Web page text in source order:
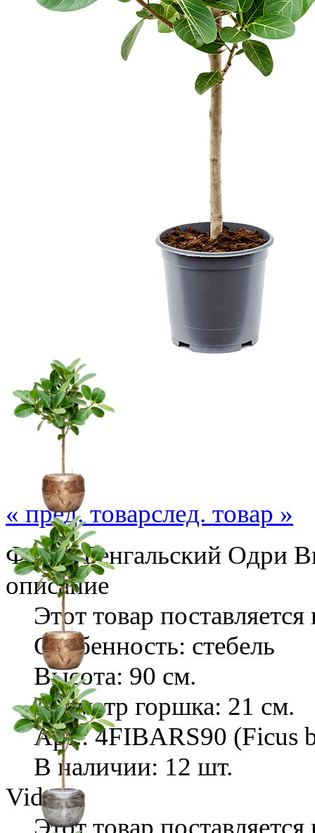
« пред. товарслед. товар »
Фикус Бенгальский Одри
описание
Этот товар
Особенность: стебель
Высота: 90 см.
Диаметр горшка: 21 см.
Арт.: 4FIBARS90 (Ficus
В наличии: 12 шт.
Video
Этот товар